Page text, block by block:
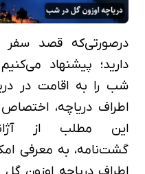
درصورتی‌که قصد
دارید؛ پیشنهاد
شب را به اقامت در
اطراف دریاچه،
این مطلب از
گشت‌نامه، به معرفی